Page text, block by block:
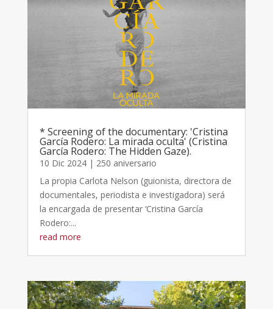
* Screening of the documentary: 'Cristina
García Rodero: La mirada oculta' (Cristina
García Rodero: The Hidden Gaze).
10 Dic 2024| 250 aniversario
La propia Carlota Nelson (guionista, directora de
documentales, periodista e investigadora) será
la encargada de presentar ‘Cristina García
Rodero:...
read more